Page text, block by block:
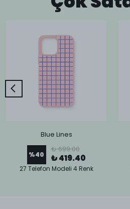
Blue Lines
%40
₺ 699.00
₺ 419.40
27 Telefon Modeli 4 Renk